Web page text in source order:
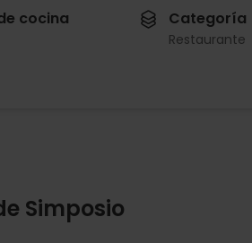
cocina Categoría
Restaurante
Simposio